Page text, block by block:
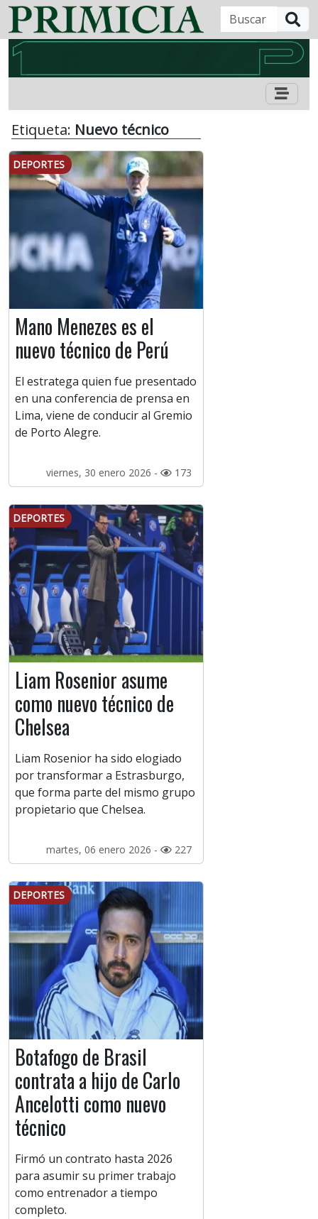
Etiqueta: Nuevo técnico
DEPORTES
Mano Menezes es el
nuevo técnico de Perú
El estratega quien fue presentado
en una conferencia de prensa en
Lima, viene de conducir al Gremio
de Porto Alegre.
viernes, 30 enero 2026 - 173
DEPORTES
Liam Rosenior asume
como nuevo técnico de
Chelsea
Liam Rosenior ha sido elogiado
por transformar a Estrasburgo,
que forma parte del mismo grupo
propietario que Chelsea.
martes, 06 enero 2026 - 227
DEPORTES
Botafogo de Brasil
contrata a hijo de Carlo
Ancelotti como nuevo
técnico
Firmó un contrato hasta 2026
para asumir su primer trabajo
como entrenador a tiempo
completo.